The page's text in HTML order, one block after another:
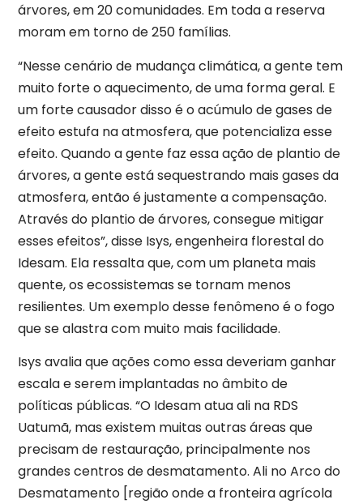
árvores, em 20 comunidades. Em toda a reserva
moram em torno de 250 famílias.
“Nesse cenário de mudança climática, a gente tem
muito forte o aquecimento, de uma forma geral. E
um forte causador disso é o acúmulo de gases de
efeito estufa na atmosfera, que potencializa esse
efeito. Quando a gente faz essa ação de plantio de
árvores, a gente está sequestrando mais gases da
atmosfera, então é justamente a compensação.
Através do plantio de árvores, consegue mitigar
esses efeitos”, disse Isys, engenheira florestal do
Idesam. Ela ressalta que, com um planeta mais
quente, os ecossistemas se tornam menos
resilientes. Um exemplo desse fenômeno é o fogo
que se alastra com muito mais facilidade.
Isys avalia que ações como essa deveriam ganhar
escala e serem implantadas no âmbito de
políticas públicas. “O Idesam atua ali na RDS
Uatumã, mas existem muitas outras áreas que
precisam de restauração, principalmente nos
grandes centros de desmatamento. Ali no Arco do
Desmatamento [região onde a fronteira agrícola